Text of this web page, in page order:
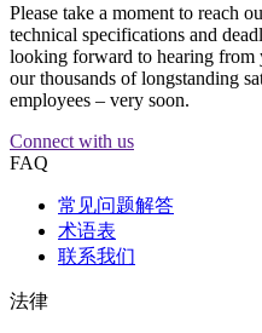
Please take a moment to reach
technical specifications and
looking forward to hearing from
our thousands of longstanding
employees – very soon.
Connect with us
FAQ
常见问题解答
术语表
联系我们
法律